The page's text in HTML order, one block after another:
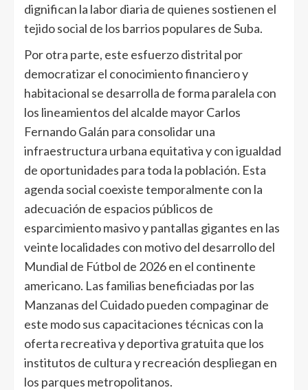
dignifican la labor diaria de quienes sostienen el
tejido social de los barrios populares de Suba.
Por otra parte, este esfuerzo distrital por
democratizar el conocimiento financiero y
habitacional se desarrolla de forma paralela con
los lineamientos del alcalde mayor Carlos
Fernando Galán para consolidar una
infraestructura urbana equitativa y con igualdad
de oportunidades para toda la población. Esta
agenda social coexiste temporalmente con la
adecuación de espacios públicos de
esparcimiento masivo y pantallas gigantes en las
veinte localidades con motivo del desarrollo del
Mundial de Fútbol de 2026 en el continente
americano. Las familias beneficiadas por las
Manzanas del Cuidado pueden compaginar de
este modo sus capacitaciones técnicas con la
oferta recreativa y deportiva gratuita que los
institutos de cultura y recreación despliegan en
los parques metropolitanos.